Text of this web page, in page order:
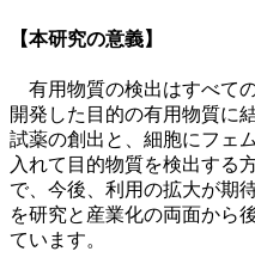
【本研究の意義】
有用物質の検出はすべて
開発した目的の有用物質に
試薬の創出と、細胞にフェ
入れて目的物質を検出する
で、今後、利用の拡大が期
を研究と産業化の両面から
ています。